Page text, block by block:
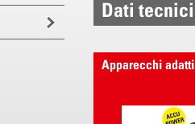
Dati tecnici
Apparecchi adatti